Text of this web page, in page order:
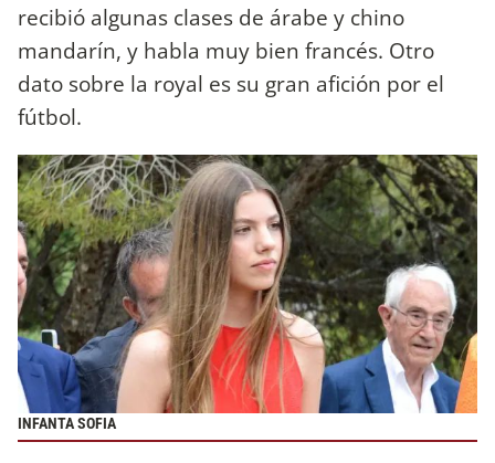
recibió algunas clases de árabe y chino
mandarín, y habla muy bien francés. Otro
dato sobre la royal es su gran afición por el
fútbol.
INFANTA SOFIA